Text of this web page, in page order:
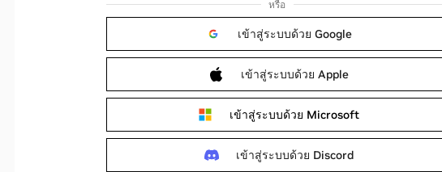
หรือ
เข้าสู่ระบบด้วย Google
เข้าสู่ระบบด้วย Apple
เข้าสู่ระบบด้วย Microsoft
เข้าสู่ระบบด้วย Discord